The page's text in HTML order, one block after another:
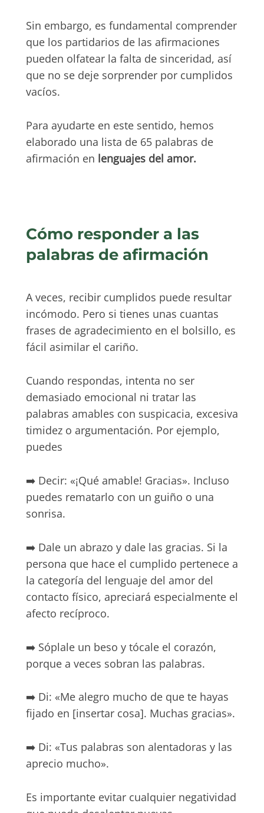
Sin embargo, es fundamental comprender
que los partidarios de las afirmaciones
pueden olfatear la falta de sinceridad, así
que no se deje sorprender por cumplidos
vacíos.
Para ayudarte en este sentido, hemos
elaborado una lista de 65 palabras de
afirmación en lenguajes del amor.
Cómo responder a las
palabras de afirmación
A veces, recibir cumplidos puede resultar
incómodo. Pero si tienes unas cuantas
frases de agradecimiento en el bolsillo, es
fácil asimilar el cariño.
Cuando respondas, intenta no ser
demasiado emocional ni tratar las
palabras amables con suspicacia, excesiva
timidez o argumentación. Por ejemplo,
puedes
➡️ Decir: «¡Qué amable! Gracias». Incluso
puedes rematarlo con un guiño o una
sonrisa.
➡️ Dale un abrazo y dale las gracias. Si la
persona que hace el cumplido pertenece a
la categoría del lenguaje del amor del
contacto físico, apreciará especialmente el
afecto recíproco.
➡️ Sóplale un beso y tócale el corazón,
porque a veces sobran las palabras.
➡️ Di: «Me alegro mucho de que te hayas
fijado en [insertar cosa]. Muchas gracias».
➡️ Di: «Tus palabras son alentadoras y las
aprecio mucho».
Es importante evitar cualquier negatividad